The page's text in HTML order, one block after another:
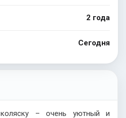
2 года
Сегодня
– очень уютный и